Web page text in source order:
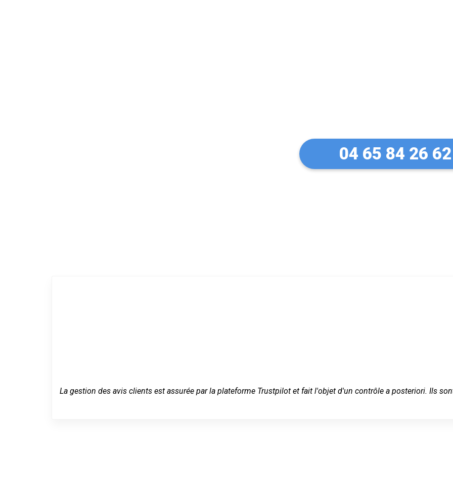
04 65 84 26 62
La gestion des avis clients est assurée par la plateforme Trustpilot et fait l'objet d'un contrôle a posteriori. Ils